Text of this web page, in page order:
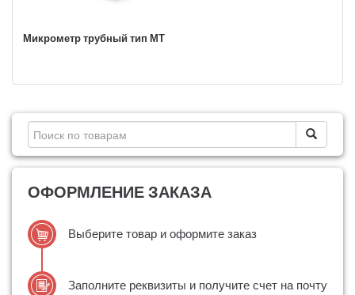
Микрометр трубный тип МТ
ОФОРМЛЕНИЕ ЗАКАЗА
Выберите товар и оформите заказ
Заполните реквизиты и получите счет на почту